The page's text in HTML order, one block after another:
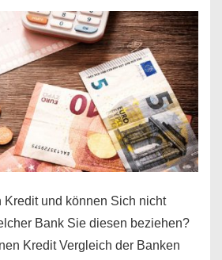
Kredit und können Sich nicht
Bank Sie diesen beziehen?
Kredit Vergleich der Banken